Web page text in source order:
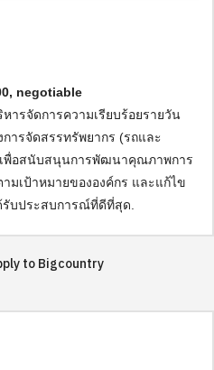
negotiable
ารจัดสรรทรัพยากร (รถและ
พื่อสนับสนุนการพัฒนาคุณภาพการ
มเป้าหมายขององค์กร และแก้ไข
บประสบการณ์ที่ดีที่สุด.
to Bigcountry